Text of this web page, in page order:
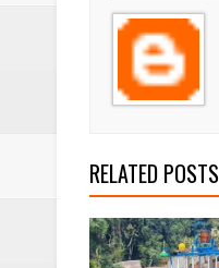
RELATED POSTS